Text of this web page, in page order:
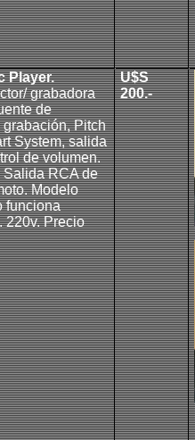
Player.
grabadora
de
Pitch
System, salida
de volumen.
RCA de
Modelo
funciona
220v. Precio
U$S
200.-